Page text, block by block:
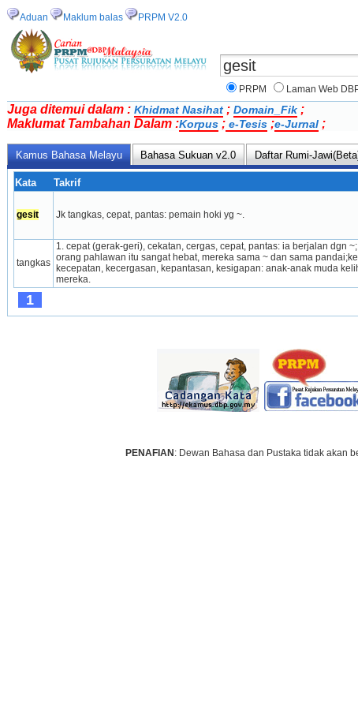
Aduan Maklum balas PRPM V2.0
PRPM
Laman Web
Juga ditemui dalam : Khidmat Nasihat ; Domain_Fik ;
Maklumat Tambahan Dalam :Korpus ; e-Tesis ;e-Jurnal ;
Kamus Bahasa Melayu Bahasa Sukuan v2.0 Daftar Rumi-
Kata Takrif
gesit Jk tangkas, cepat, pantas: pemain hoki yg ~.
tangkas
1. cepat (gerak-geri), cekatan, cergas, cepat, pantas: ia berjalan dgn
orang pahlawan itu sangat hebat, mereka sama ~ dan sama
kecepatan, kecergasan, kepantasan, kesigap­an: anak-anak muda
mereka.
1
PENAFIAN : Dewan Bahasa dan Pustaka tidak akan